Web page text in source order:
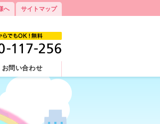
へ サイトマップ
お問い合わせ